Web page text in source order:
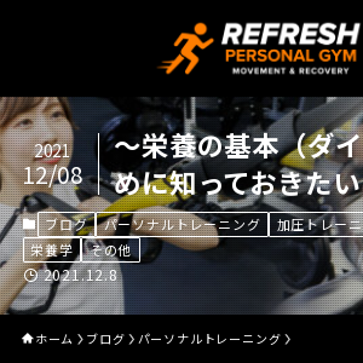
～栄養の基本（ダ
めに知っておきた
2021
12/08
ブログ パーソナルトレーニング 加圧トレー
栄養学
その他
2021.12.8
ホーム ブログ パーソナルトレーニング